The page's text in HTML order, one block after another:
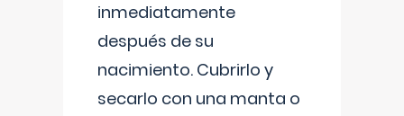
inmediatamente
después de su
nacimiento. Cubrirlo y
secarlo con una manta o